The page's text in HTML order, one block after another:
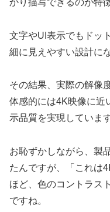
文字やUI表示でもドッ
細に見えやすい設計に
その結果、実際の解像
体感的には4K映像に近
示品質を実現しています
お恥ずかしながら、製
たんですが、「これは
ほど、色のコントラス
ですね。